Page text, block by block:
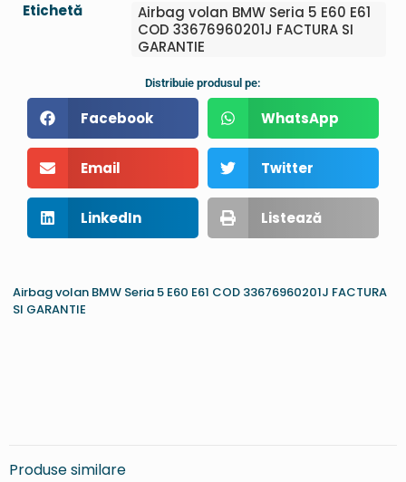
Etichetă
Airbag volan BMW Seria 5 E60 E61
COD 33676960201J FACTURA SI
GARANTIE
Distribuie produsul pe:
Facebook WhatsApp
Email Twitter
LinkedIn Listează
Airbag volan BMW Seria 5 E60 E61 COD 33676960201J FACTURA
SI GARANTIE
Produse similare